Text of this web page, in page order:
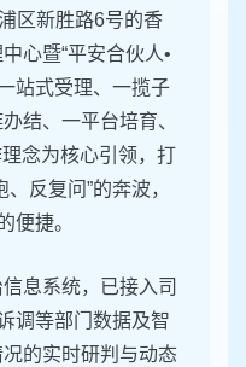
区新胜路6号的香
心暨“平安合伙人•
站式受理、一揽子
结、一平台培育、
理念为核心引领，打
反复问”的奔波，
便捷。
息系统，已接入司
调等部门数据及智
的实时研判与动态